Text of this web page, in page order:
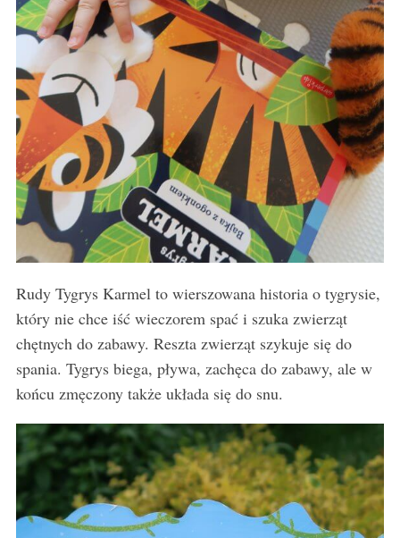
Rudy Tygrys Karmel to wierszowana historia o tygrysie,
który nie chce iść wieczorem spać i szuka zwierząt
chętnych do zabawy. Reszta zwierząt szykuje się do
spania. Tygrys biega, pływa, zachęca do zabawy, ale w
końcu zmęczony także układa się do snu.